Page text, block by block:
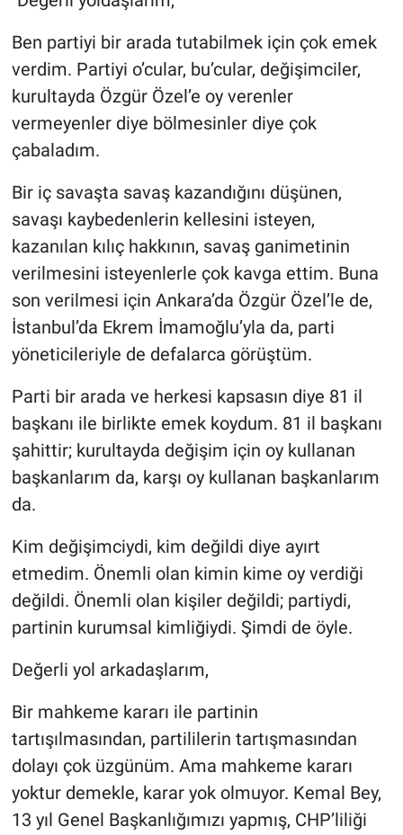
Ben partiyi bir arada tutabilmek için çok emek
verdim. Partiyi o’cular, bu’cular, değişimciler,
kurultayda Özgür Özel’e oy verenler
vermeyenler diye bölmesinler diye çok
çabaladım.
Bir iç savaşta savaş kazandığını düşünen,
savaşı kaybedenlerin kellesini isteyen,
kazanılan kılıç hakkının, savaş ganimetinin
verilmesini isteyenlerle çok kavga ettim. Buna
son verilmesi için Ankara’da Özgür Özel’le de,
İstanbul’da Ekrem İmamoğlu’yla da, parti
yöneticileriyle de defalarca görüştüm.
Parti bir arada ve herkesi kapsasın diye 81 il
başkanı ile birlikte emek koydum. 81 il başkanı
şahittir; kurultayda değişim için oy kullanan
başkanlarım da, karşı oy kullanan başkanlarım
da.
Kim değişimciydi, kim değildi diye ayırt
etmedim. Önemli olan kimin kime oy verdiği
değildi. Önemli olan kişiler değildi; partiydi,
partinin kurumsal kimliğiydi. Şimdi de öyle.
Değerli yol arkadaşlarım,
Bir mahkeme kararı ile partinin
tartışılmasından, partililerin tartışmasından
dolayı çok üzgünüm. Ama mahkeme kararı
yoktur demekle, karar yok olmuyor. Kemal Bey,
13 yıl Genel Başkanlığımızı yapmış, CHP’liliği